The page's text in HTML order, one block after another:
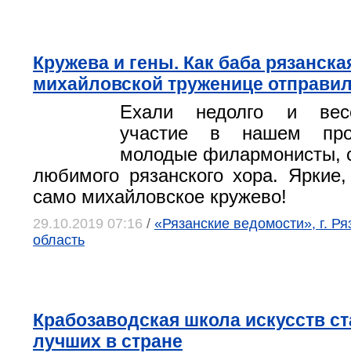
Кружева и гены. Как баба
михайловской труженице
Ехали недолго и
участие в нашем
молодые филармонисты,
любимого рязанского хора.
само михайловское кружево!
29.10.2019 07:16 / «Рязанские ведомости», г.
область
Крабозаводская школа искусств
лучших в стране